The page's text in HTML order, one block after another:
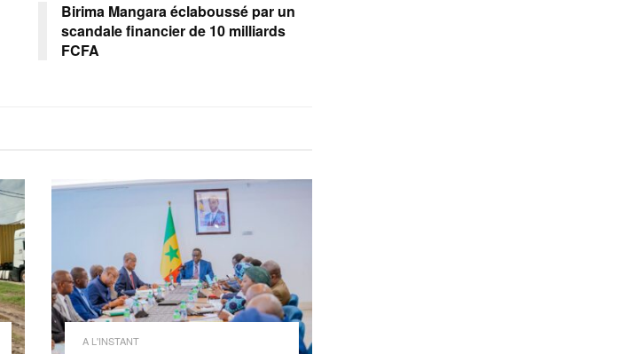
Birima Mangara éclaboussé par un
scandale financier de 10 milliards
FCFA
A L'INSTANT